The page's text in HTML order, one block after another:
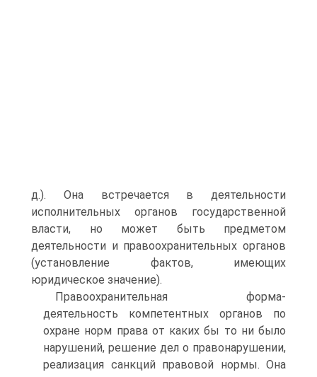
д.). Она встречается в деятельности
исполнительных органов государственной
власти, но может быть предметом
деятельности и правоохранительных органов
(уста­новление фактов, имеющих
юридическое значение).
Правоохранительная форма-
деятельность компетентных органов по
охране норм права от каких бы то ни было
наруше­ний, решение дел о правонарушении,
реализация санкций право­вой нормы. Она